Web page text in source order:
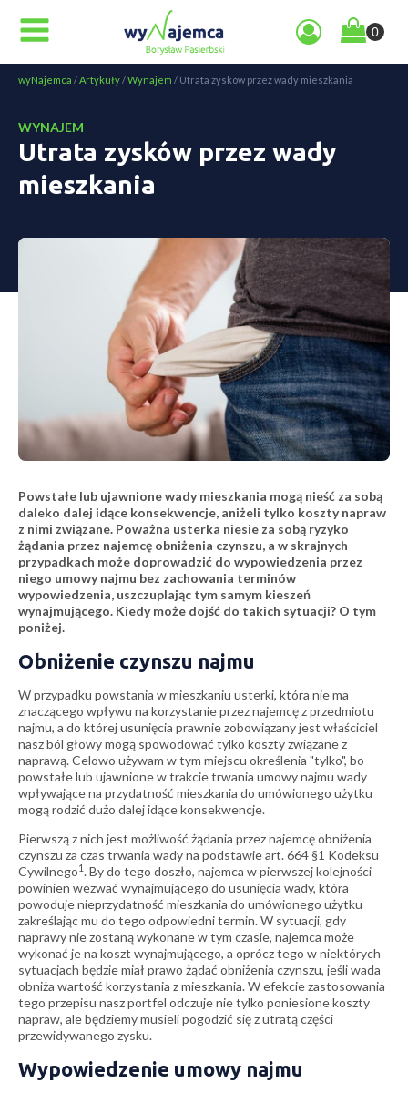
wyNajemca /Artykuły/Wynajem / Utrata zysków przez wady mieszkania
WYNAJEM
Utrata zysków przez wady
mieszkania
Powstałe lub ujawnione wady mieszkania mogą nieść za sobą
daleko dalej idące konsekwencje, aniżeli tylko koszty napraw
z nimi związane. Poważna usterka niesie za sobą ryzyko
żądania przez najemcę obniżenia czynszu, a w skrajnych
przypadkach może doprowadzić do wypowiedzenia przez
niego umowy najmu bez zachowania terminów
wypowiedzenia, uszczuplając tym samym kieszeń
wynajmującego. Kiedy może dojść do takich sytuacji? O tym
poniżej.
Obniżenie czynszu najmu
W przypadku powstania w mieszkaniu usterki, która nie ma
znaczącego wpływu na korzystanie przez najemcę z przedmiotu
najmu, a do której usunięcia prawnie zobowiązany jest właściciel
nasz ból głowy mogą spowodować tylko koszty związane z
naprawą. Celowo używam w tym miejscu określenia "tylko", bo
powstałe lub ujawnione w trakcie trwania umowy najmu wady
wpływające na przydatność mieszkania do umówionego użytku
mogą rodzić dużo dalej idące konsekwencje.
Pierwszą z nich jest możliwość żądania przez najemcę obniżenia
czynszu za czas trwania wady na podstawie art. 664 §1 Kodeksu
Cywilnego1. By do tego doszło, najemca w pierwszej kolejności
powinien wezwać wynajmującego do usunięcia wady, która
powoduje nieprzydatność mieszkania do umówionego użytku
zakreślając mu do tego odpowiedni termin. W sytuacji, gdy
naprawy nie zostaną wykonane w tym czasie, najemca może
wykonać je na koszt wynajmującego, a oprócz tego w niektórych
sytuacjach będzie miał prawo żądać obniżenia czynszu, jeśli wada
obniża wartość korzystania z mieszkania. W efekcie zastosowania
tego przepisu nasz portfel odczuje nie tylko poniesione koszty
napraw, ale będziemy musieli pogodzić się z utratą części
przewidywanego zysku.
Wypowiedzenie umowy najmu